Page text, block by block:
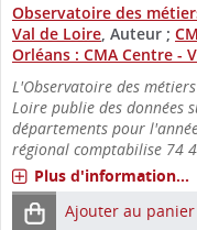
Observatoire des
Val de Loire , Auteur ;
Orléans : CMA Centre -
L'Observatoire des
Loire publie des données
départements pour
régional comptabilise 74
Plus d'information...
Ajouter au panier